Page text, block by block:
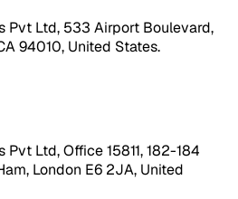
Pvt Ltd, 533 Airport Boulevard,
94010, United States.
Ltd, Office 15811, 182-184
London E6 2JA, United